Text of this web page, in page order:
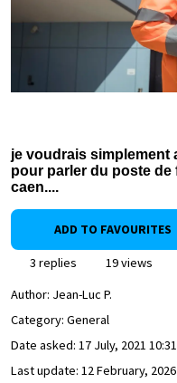
je voudrais simplement
pour parler du poste de
caen....
ADD TO FAVOURITES
3 replies
19 views
Author: Jean-Luc P.
Category: General
Date asked: 17 July, 2021 10:31
Last update: 12 February,